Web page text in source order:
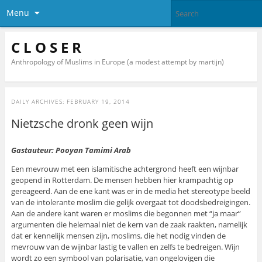
Menu
C L O S E R
Anthropology of Muslims in Europe (a modest attempt by martijn)
DAILY ARCHIVES: FEBRUARY 19, 2014
Nietzsche dronk geen wijn
Gastauteur: Pooyan Tamimi Arab
Een mevrouw met een islamitische achtergrond heeft een wijnbar
geopend in Rotterdam. De mensen hebben hier krampachtig op
gereageerd. Aan de ene kant was er in de media het stereotype beeld
van de intolerante moslim die gelijk overgaat tot doodsbedreigingen.
Aan de andere kant waren er moslims die begonnen met “ja maar”
argumenten die helemaal niet de kern van de zaak raakten, namelijk
dat er kennelijk mensen zijn, moslims, die het nodig vinden de
mevrouw van de wijnbar lastig te vallen en zelfs te bedreigen. Wijn
wordt zo een symbool van polarisatie, van ongelovigen die